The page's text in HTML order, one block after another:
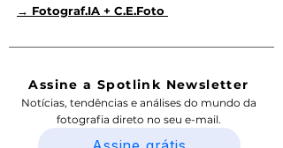
→ Fotograf.IA + C.E.Foto
Assine a Spotlink Newsletter
Notícias, tendências e análises do mundo da
fotografia direto no seu e-mail.